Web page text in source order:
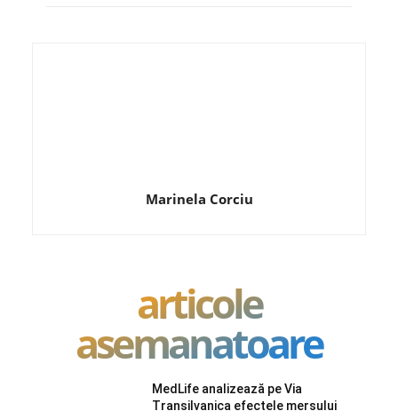
Marinela Corciu
articole
asemanatoare
MedLife analizează pe Via
Transilvanica efectele mersului